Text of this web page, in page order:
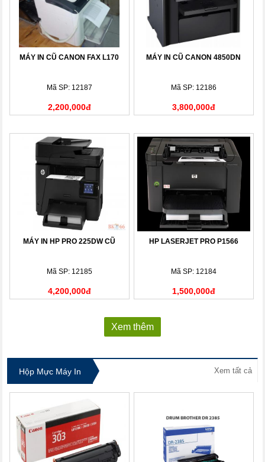
MÁY IN CŨ CANON FAX L170
Mã SP: 12187
2,200,000đ
MÁY IN CŨ CANON 4850DN
Mã SP: 12186
3,800,000đ
MÁY IN HP PRO 225DW CŨ
Mã SP: 12185
4,200,000đ
HP LASERJET PRO P1566
Mã SP: 12184
1,500,000đ
Xem thêm
Hộp Mực Máy In Xem tất cả